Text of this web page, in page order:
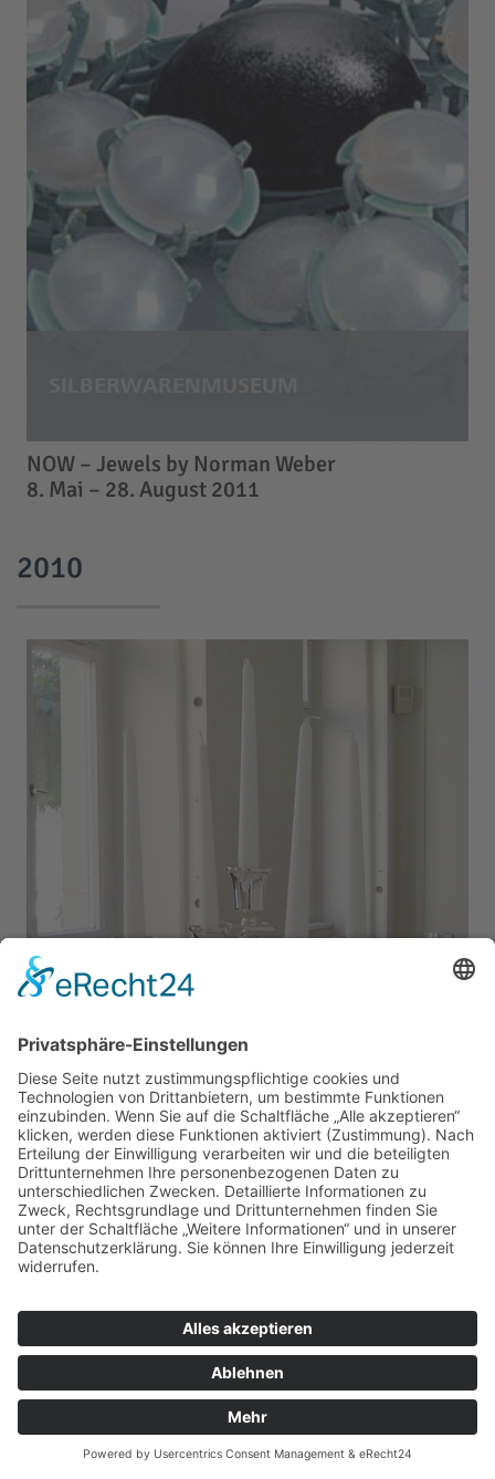
NOW – Jewels by Norman Weber
8. Mai – 28. August 2011
2010
Aufbruch in die Moderne.
Silber aus Schwäbisch Gmünd
11. Juni – 10. Oktober 2010